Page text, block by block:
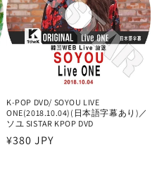
K-POP DVD/ SOYOU LIVE
ONE(2018.10.04)(日本語字幕あり)／
ソユ SISTAR KPOP DVD
通
¥380 JPY